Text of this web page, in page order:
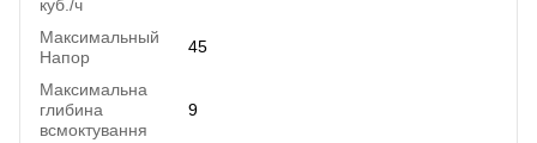
куб./ч
Максимальный
Напор
45
Максимальна
глибина
всмоктування
9